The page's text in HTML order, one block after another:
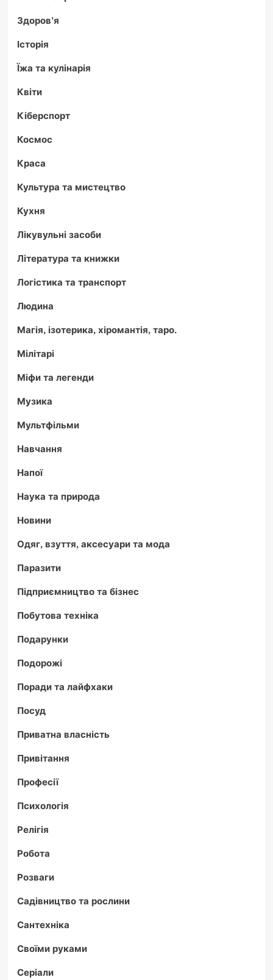
Здоров'я
Історія
Їжа та кулінарія
Квіти
Кіберспорт
Космос
Краса
Культура та мистецтво
Кухня
Лікувульні засоби
Література та книжки
Логістика та транспорт
Людина
Магія, ізотерика, хіромантія, таро.
Мілітарі
Міфи та легенди
Музика
Мультфільми
Навчання
Напої
Наука та природа
Новини
Одяг, взуття, аксесуари та мода
Паразити
Підприємництво та бізнес
Побутова техніка
Подарунки
Подорожі
Поради та лайфхаки
Посуд
Приватна власність
Привітання
Професії
Психологія
Релігія
Робота
Розваги
Садівництво та рослини
Сантехніка
Своїми руками
Серіали